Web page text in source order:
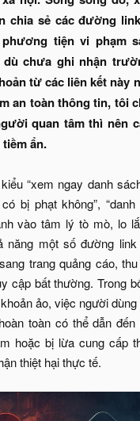
chia sẻ các đường
phương tiện vi phạm
dù chưa ghi nhận
từ các liên kết này
an toàn thông tin, tôi
quan tâm thì nên
ẩn.
“xem ngay danh
bị phạt không”,
vào tâm lý tò mò, lo
năng một số đường
trang quảng cáo,
cập bất thường. Trong
ảo, việc người
toàn có thể dẫn
hoặc bị lừa cung cấp
thiệt hại thực tế.